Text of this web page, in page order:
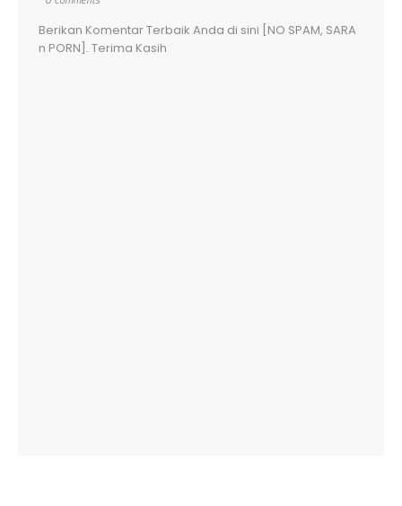
Berikan Komentar Terbaik Anda di sini [NO SPAM, SARA
n PORN]. Terima Kasih